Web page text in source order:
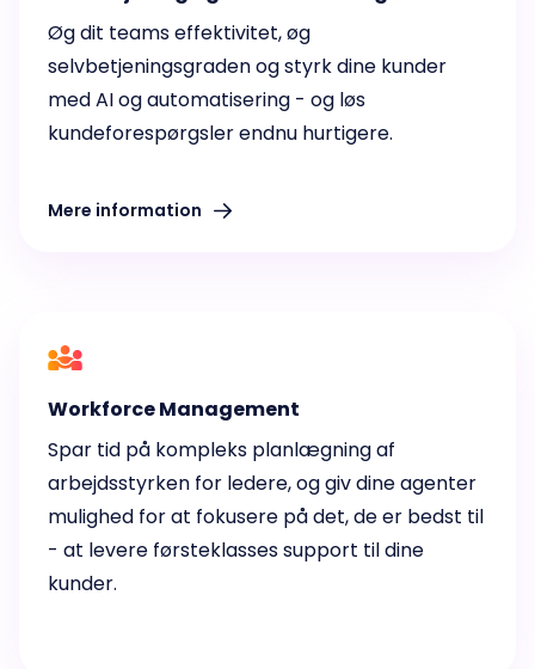
Øg dit teams effektivitet, øg
selvbetjeningsgraden og styrk dine kunder
med AI og automatisering - og løs
kundeforespørgsler endnu hurtigere.
Mere information
Workforce Management
Spar tid på kompleks planlægning af
arbejdsstyrken for ledere, og giv dine agenter
mulighed for at fokusere på det, de er bedst til
- at levere førsteklasses support til dine
kunder.